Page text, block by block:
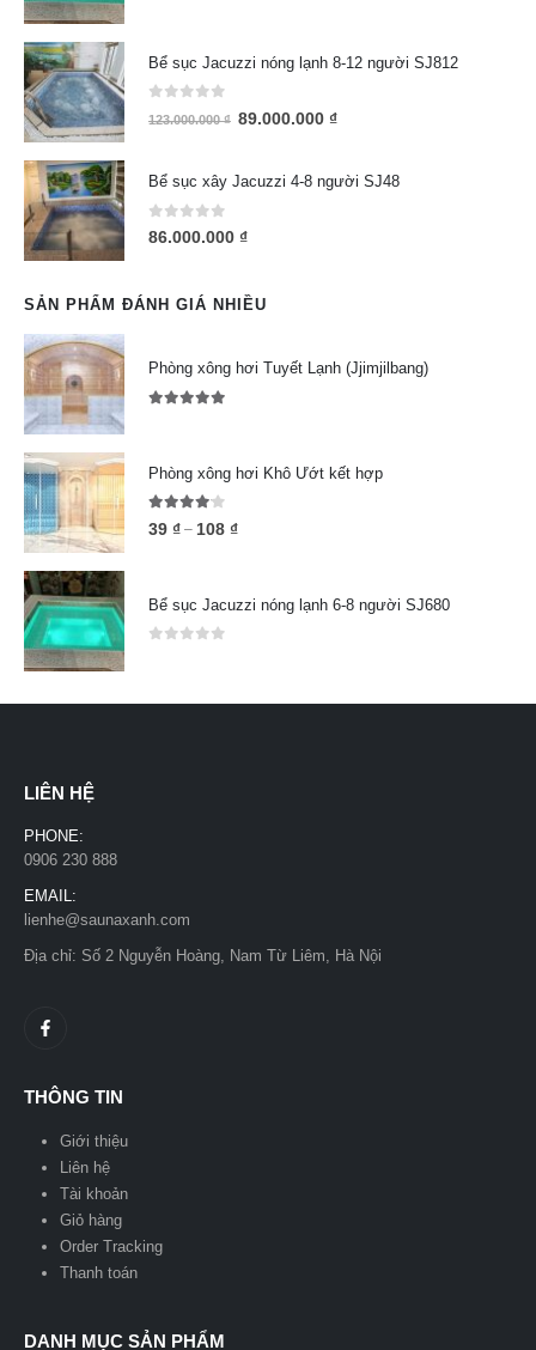
Bể sục Jacuzzi nóng lạnh 8-12 người SJ812
out of 5
123.000.000₫ 89.000.000 ₫
Bể sục xây Jacuzzi 4-8 người SJ48
0 out of 5
86.000.000 ₫
SẢN PHẨM ĐÁNH GIÁ NHIỀU
Phòng xông hơi Tuyết Lạnh (Jjimjilbang)
Phòng xông hơi Khô Ướt kết hợp
4.00 out of 5
39 ₫ – 108 ₫
Bể sục Jacuzzi nóng lạnh 6-8 người SJ680
LIÊN HỆ
PHONE:
0906 230 888
EMAIL:
lienhe@saunaxanh.com
Địa chỉ: Số 2 Nguyễn Hoàng, Nam Từ Liêm, Hà Nội
THÔNG TIN
Giới thiệu
Liên hệ
Tài khoản
Giỏ hàng
Order Tracking
Thanh toán
DANH MỤC SẢN PHẨM